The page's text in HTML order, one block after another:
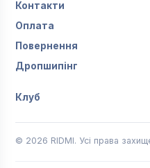
Контакти
Оплата
Повернення
Дропшипінг
Клуб
© 2026 RIDMI. Усі права